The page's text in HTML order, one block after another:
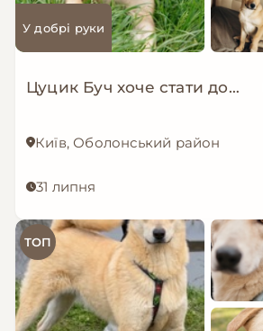
У добрі руки
Цуцик Буч хоче стати домашнім!
Київ, Оболонський район
31 липня
ТОП